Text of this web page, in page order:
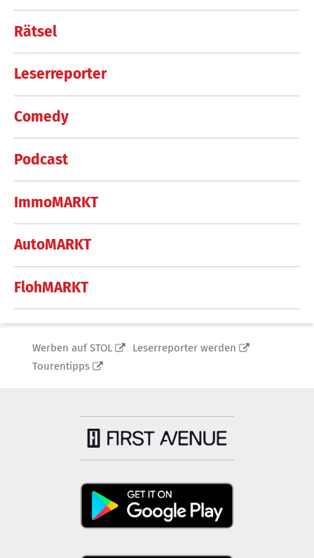
Rätsel
Leserreporter
Comedy
Podcast
ImmoMARKT
AutoMARKT
FlohMARKT
Werben auf STOL
Leserreporter werden
Tourentipps